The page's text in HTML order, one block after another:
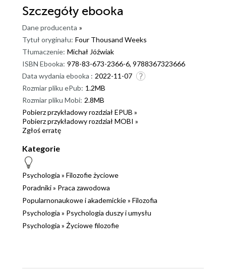
Szczegóły ebooka
Dane producenta »
Tytuł oryginału: Four Thousand Weeks
Tłumaczenie: Michał Jóźwiak
ISBN Ebooka: 978-83-673-2366-6, 9788367323666
Data wydania ebooka : 2022-11-07
Rozmiar pliku ePub: 1.2MB
Rozmiar pliku Mobi: 2.8MB
Pobierz przykładowy rozdział EPUB »
Pobierz przykładowy rozdział MOBI »
Zgłoś erratę
Kategorie
Psychologia » Filozofie życiowe
Poradniki» Praca zawodowa
Popularnonaukowe i akademickie» Filozofia
Psychologia » Psychologia duszy i umysłu
Psychologia » Życiowe filozofie